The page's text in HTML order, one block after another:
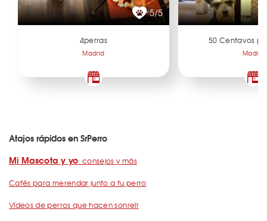
5/5
4perras
Madrid
50 Centavos
Madrid
Atajos rápidos en SrPerro
Mi Mascota y yo: consejos y más
Cafés para merendar junto a tu perro
Vídeos de perros que hacen sonreír